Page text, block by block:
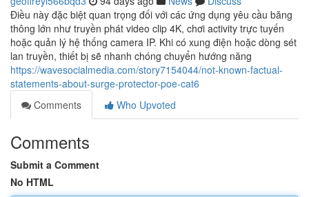
Điều này đặc biệt quan trọng đối với các ứng dụng yêu cầu băng
thông lớn như truyền phát video clip 4K, chơi activity trực tuyến
hoặc quản lý hệ thống camera IP. Khi có xung điện hoặc dòng sét
lan truyền, thiết bị sẽ nhanh chóng chuyển hướng năng
https://wavesocialmedia.com/story7154044/not-known-factual-
statements-about-surge-protector-poe-cat6
Comments
Who Upvoted
Comments
Submit a Comment
No HTML